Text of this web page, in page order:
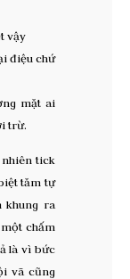
vậy
điệu chứ
mặt ai
trừ.
tick
tăm tự
khung ra
chấm
là vì bức
vã cũng